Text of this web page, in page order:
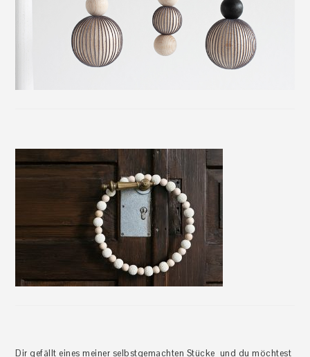
Dir gefällt eines meiner selbstgemachten Stücke und du möchtest